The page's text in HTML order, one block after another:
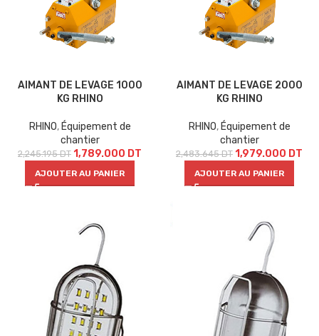
AIMANT DE LEVAGE 1000
KG RHINO
RHINO, Équipement de
chantier
2,245.195DT 1,789.000 DT
AJOUTER AU PANIER
AIMANT DE LEVAGE 2000
KG RHINO
RHINO, Équipement de
chantier
2,483.645DT 1,979.000 DT
AJOUTER AU PANIER